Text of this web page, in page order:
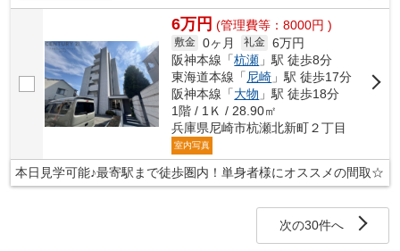
6万円 (管理費等：8000円 )
敷金 0ヶ月 礼金 6万円
阪神本線「杭瀬 」駅 徒歩8分
東海道本線「 尼崎 」駅 徒歩17分
阪神本線「大物 」駅 徒歩18分
1階 / 1Ｋ / 28.90㎡
兵庫県尼崎市杭瀬北新町２丁目
室内写真
本日見学可能♪最寄駅まで徒歩圏内！単身者様にオススメの間取☆
次の30件へ